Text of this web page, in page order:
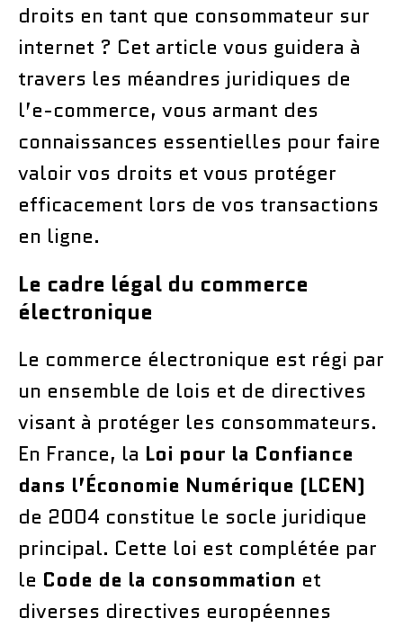
droits en tant que consommateur sur
internet ? Cet article vous guidera à
travers les méandres juridiques de
l’e-commerce, vous armant des
connaissances essentielles pour faire
valoir vos droits et vous protéger
efficacement lors de vos transactions
en ligne.
Le cadre légal du commerce
électronique
Le commerce électronique est régi par
un ensemble de lois et de directives
visant à protéger les consommateurs.
En France, la Loi pour la Confiance
dans l’Économie Numérique (LCEN)
de 2004 constitue le socle juridique
principal. Cette loi est complétée par
le Code de la consommation et
diverses directives européennes